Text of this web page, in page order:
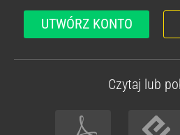
UTWÓRZ KONTO
Czytaj lub